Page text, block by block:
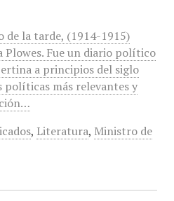
de la tarde, (1914-1915)
Plowes. Fue un diario político
a principios del siglo
políticas más relevantes y
, Literatura, Ministro de